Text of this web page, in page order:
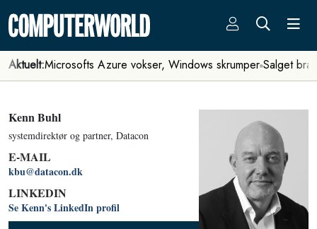
Aktuelt:Microsofts Azure vokser, Windows skrumper Salget
Kenn Buhl
systemdirektør og partner, Datacon
E-MAIL
kbu@datacon.dk
LINKEDIN
Se Kenn's LinkedIn profil